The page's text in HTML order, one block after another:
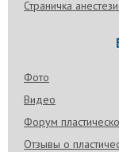
Страничка
Фото
Видео
Форум
Отзывы о